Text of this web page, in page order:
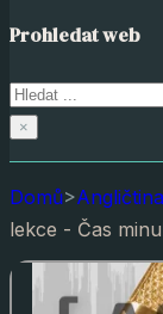
Prohledat web
Hledat
×
Domů>
lekce - Čas